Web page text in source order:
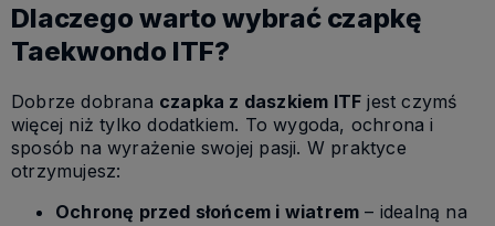
Dlaczego warto wybrać czapkę
Taekwondo ITF?
Dobrze dobrana czapka z daszkiem ITF jest czymś
więcej niż tylko dodatkiem. To wygoda, ochrona i
sposób na wyrażenie swojej pasji. W praktyce
otrzymujesz:
Ochronę przed słońcem i wiatrem – idealną na